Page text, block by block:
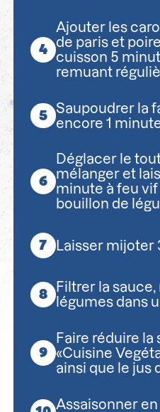
Ajouter les
de paris et
cuisson 5
remuant
Saupoudrer la
encore 1
Déglacer le
mélanger et
minute à feu
bouillon de
Laisser mijoter
Filtrer la
légumes dans
Faire réduire la
«Cuisine
ainsi que le jus
Assaisonner